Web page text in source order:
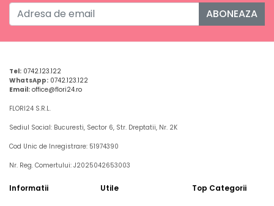
ABONEAZA
Tel: 0742.123.122
WhatsApp: 0742.123.122
Email: office@flori24.ro
FLORI24 S.R.L.
Sediul Social: Bucuresti, Sector 6, Str. Dreptatii, Nr. 2K
Cod Unic de Inregistrare: 51974390
Nr. Reg. Comertului: J2025042653003
Informatii Utile Top Categorii